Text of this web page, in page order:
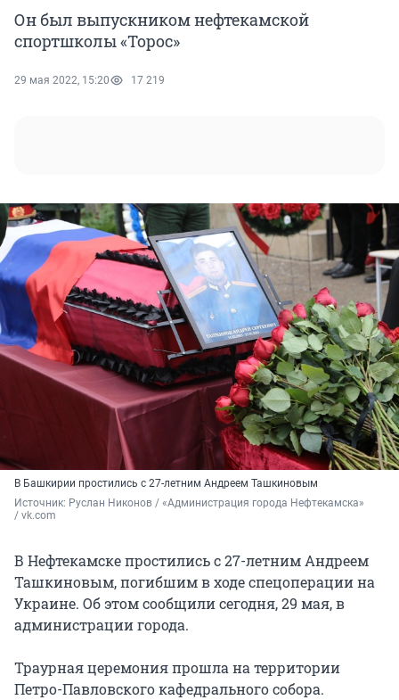
Он был выпускником нефтекамской
спортшколы «Торос»
29 мая 2022, 15:20 17 219
В Башкирии простились с 27-летним Андреем Ташкиновым
Источник: Руслан Никонов / «Администрация города Нефтекамска»
/ vk.com
В Нефтекамске простились с 27-летним Андреем
Ташкиновым, погибшим в ходе спецоперации на
Украине. Об этом сообщили сегодня, 29 мая, в
администрации города.
Траурная церемония прошла на территории
Петро-Павловского кафедрального собора.